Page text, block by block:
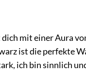
mit einer Aura
ist die perfekte
ich bin sinnlich